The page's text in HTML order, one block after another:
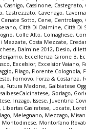
, Casnigo, Cassinone, Castegnato,
, Castrezzato, Cavenago,
Cenate Sotto, Cene, Centrolago,
, Città Di Dalmine, Città Di
, Colle Alto, Colnaghese,
Mezzate, Costa Mezzate,
, Dalmine 2012, Desio,
, Eccellenza Girone B,
, Excelsior, Excelsior Vaiano,
, Filago, Fiorente Colognola,
, Fornovo, Forza & Costanza,
, Futura Madone, Galbiatese
, Gorlago,
, Inzago, Issese, Juventina
, Libertas Casiratese, Locate,
, Melegnano, Mezzago,
Montodinese, Montorfano